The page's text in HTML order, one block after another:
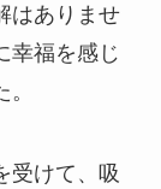
はありませ
幸福を感じ
受けて、吸